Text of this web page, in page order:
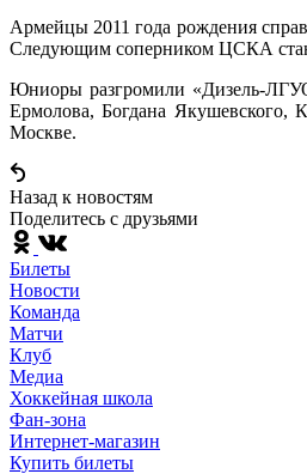
Армейцы 2011 года рождения
Следующим соперником ЦСКА
Юниоры разгромили «Дизель-
Ермолова, Богдана Якушевского,
Москве.
Назад к новостям
Поделитесь c друзьями
Билеты
Новости
Команда
Матчи
Клуб
Медиа
Хоккейная школа
Фан-зона
Интернет-магазин
Купить билеты